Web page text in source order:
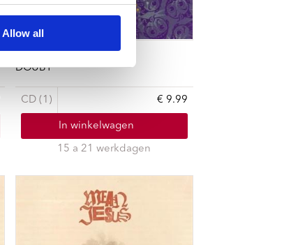
Allow all
DOUBT
CD (1) € 9.99
In winkelwagen
15 a 21 werkdagen